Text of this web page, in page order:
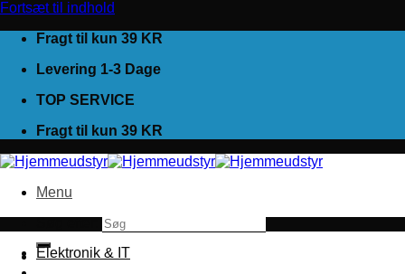
Fortsæt til indhold
Fragt til kun 39 KR
Levering 1-3 Dage
TOP SERVICE
Fragt til kun 39 KR
Menu
Elektronik & IT